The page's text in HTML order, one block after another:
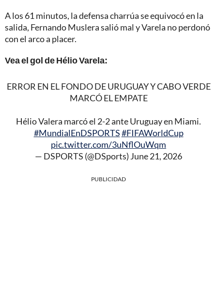
A los 61 minutos, la defensa charrúa se equivocó en la
salida, Fernando Muslera salió mal y Varela no perdonó
con el arco a placer.
Vea el gol de Hélio Varela:
ERROR EN EL FONDO DE URUGUAY Y CABO VERDE
MARCÓ EL EMPATE
Hélio Valera marcó el 2-2 ante Uruguay en Miami.
#MundialEnDSPORTS#FIFAWorldCup
pic.twitter.com/3uNflOuWqm
— DSPORTS (@DSports) June 21, 2026
PUBLICIDAD